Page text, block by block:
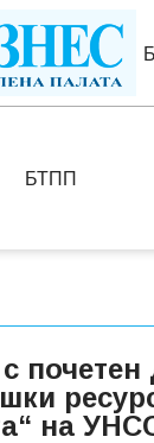
БТПП
почетен
на